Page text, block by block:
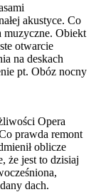
akustyce. Co
muzyczne. Obiekt
otwarcie
na deskach
pt. Obóz nocny
Opera
prawda remont
oblicze
że jest to dzisiaj
dach.